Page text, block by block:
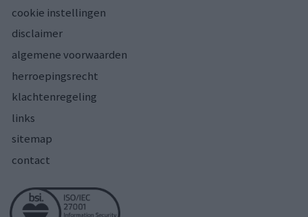
cookie instellingen
disclaimer
algemene voorwaarden
herroepingsrecht
klachtenregeling
links
sitemap
contact